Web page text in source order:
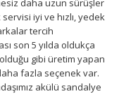
daha uzun sürüşler
iyi ve hızlı, yedek
tercih
son 5 yılda oldukça
gibi üretim yapan
fazla seçenek var.
akülü sandalye